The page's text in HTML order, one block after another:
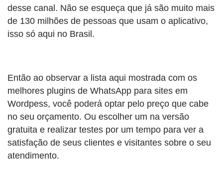
desse canal. Não se esqueça que já são muito mais
de 130 milhões de pessoas que usam o aplicativo,
isso só aqui no Brasil.
Então ao observar a lista aqui mostrada com os
melhores plugins de WhatsApp para sites em
Wordpess, você poderá optar pelo preço que cabe
no seu orçamento. Ou escolher um na versão
gratuita e realizar testes por um tempo para ver a
satisfação de seus clientes e visitantes sobre o seu
atendimento.